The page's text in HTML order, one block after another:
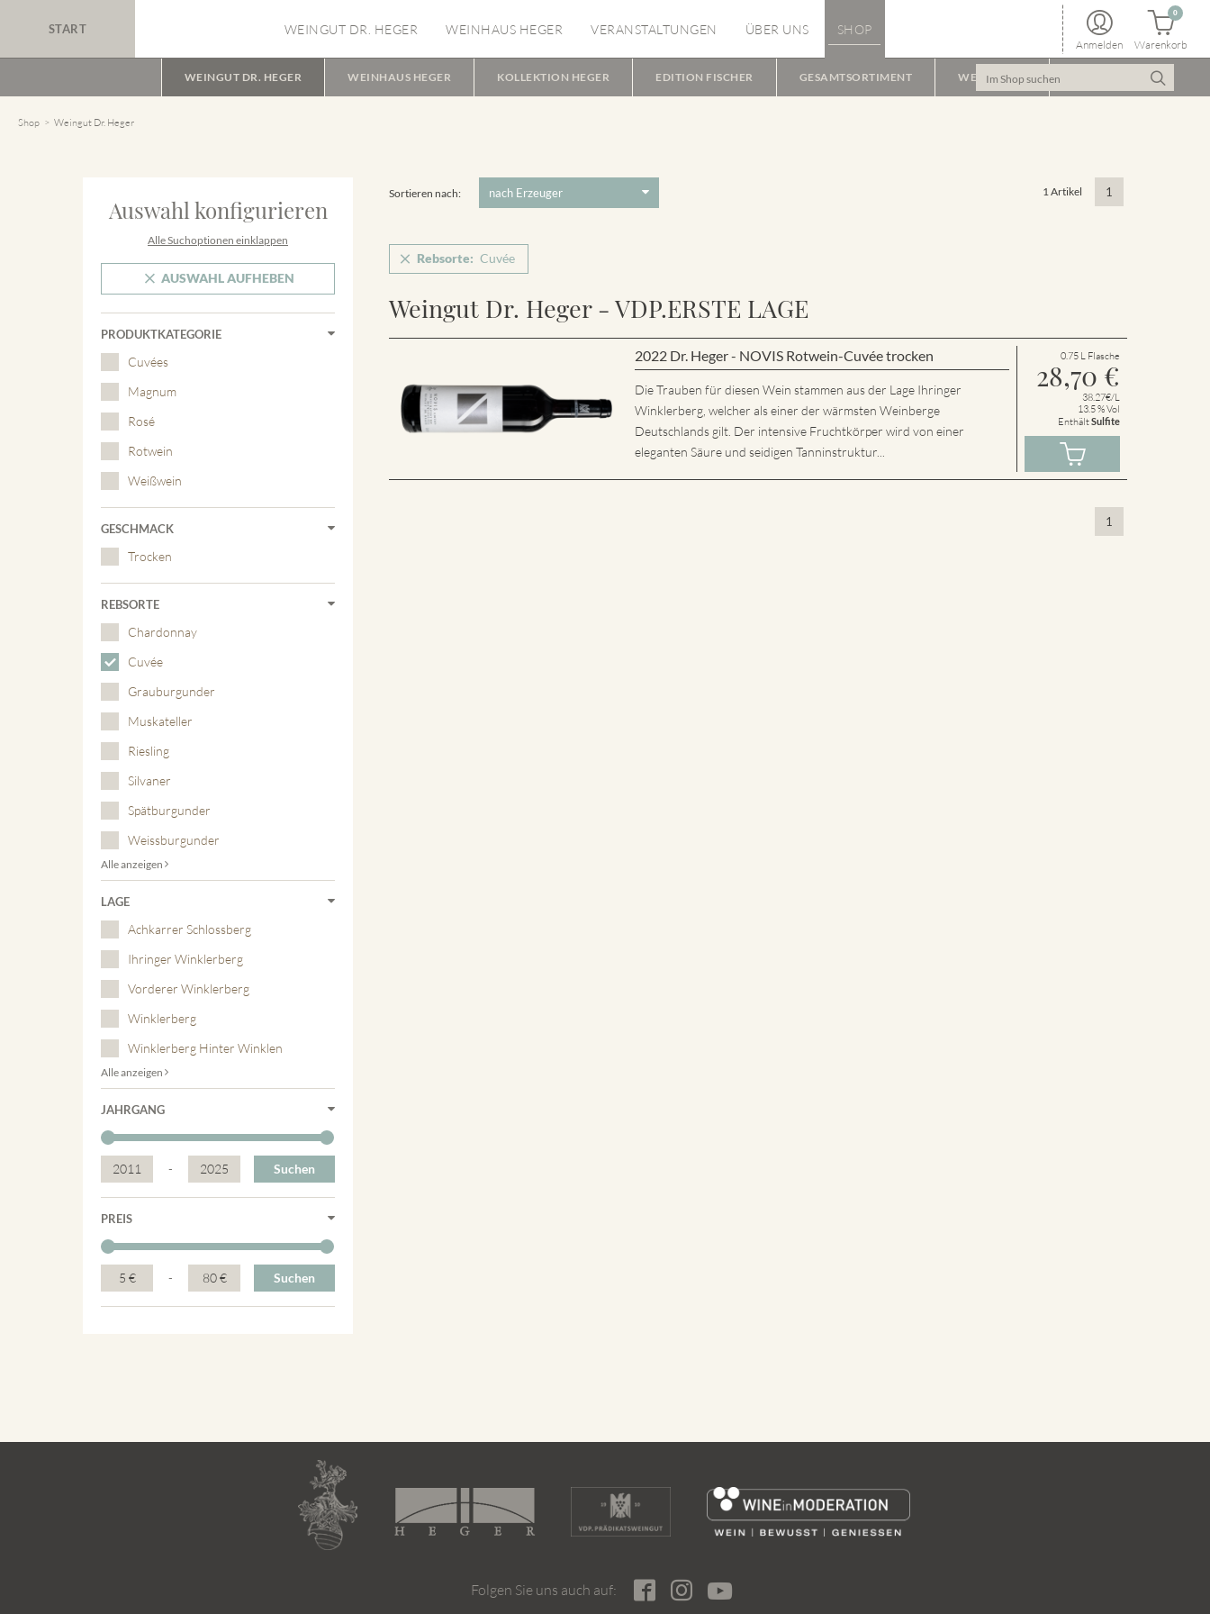
START WEINGUT DR. HEGER WEINHAUS HEGER VERANSTALTUNGEN ÜBER UNS SHOP
Anmelden Warenkorb
0
WEINGUT DR. HEGER WEINHAUS HEGER KOLLEKTION HEGER EDITION FISCHER GESAMTSORTIMENT WEINPAKET
Shop Weingut Dr. Heger
Auswahl konfigurieren
Alle Suchoptionen einklappen
AUSWAHL AUFHEBEN
PRODUKTKATEGORIE
Cuvées
Magnum
Rosé
Rotwein
Weißwein
GESCHMACK
Trocken
REBSORTE
Chardonnay
Cuvée
Grauburgunder
Muskateller
Riesling
Silvaner
Spätburgunder
Weissburgunder
Alle anzeigen
LAGE
Achkarrer Schlossberg
Ihringer Winklerberg
Vorderer Winklerberg
Winklerberg
Winklerberg Hinter Winklen
Alle anzeigen
JAHRGANG
2011 - 2025 Suchen
PREIS
5 € - 80 € Suchen
Sortieren nach: 1 Artikel 1
Rebsorte: Cuvée
Weingut Dr. Heger - VDP.ERSTE LAGE
2022 Dr. Heger - NOVIS Rotwein-Cuvée trocken
Die Trauben für diesen Wein stammen aus der Lage Ihringer
Winklerberg, welcher als einer der wärmsten Weinberge
Deutschlands gilt. Der intensive Fruchtkörper wird von einer
eleganten Säure und seidigen Tanninstruktur...
0.75 L Flasche
28,70 €
38.27€/L
13.5 % Vol
EnthältSulfite
1
Folgen Sie uns auch auf: